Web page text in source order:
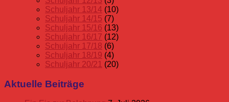
Schuljahr 13/14 (10)
Schuljahr 14/15 (7)
Schuljahr 15/16 (13)
Schuljahr 16/17 (12)
Schuljahr 17/18 (6)
Schuljahr 18/19 (4)
Schuljahr 20/21 (20)
Aktuelle Beiträge